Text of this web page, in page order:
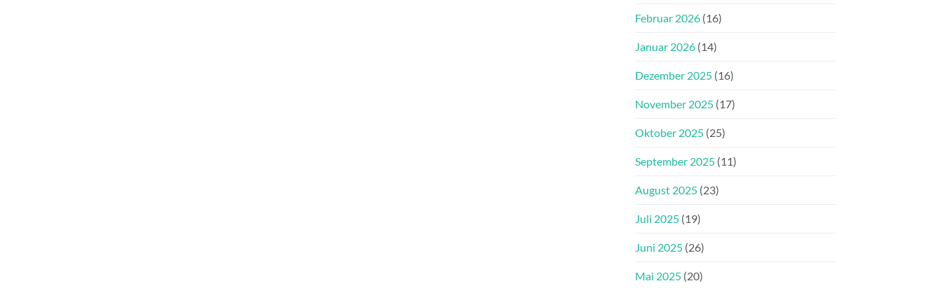
Februar 2026 (16)
Januar 2026 (14)
Dezember 2025 (16)
November 2025 (17)
Oktober 2025 (25)
September 2025 (11)
August 2025 (23)
Juli 2025 (19)
Juni 2025 (26)
Mai 2025 (20)